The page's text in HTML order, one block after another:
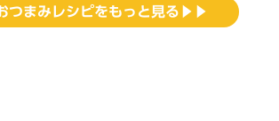
つまみレシピをもっと見る▶▶